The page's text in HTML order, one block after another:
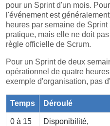
pour un Sprint d'un mois.
l'événement est
heures par semaine de
pratique, mais elle ne doit
règle officielle de Scrum.
Pour un Sprint de deux
opérationnel de quatre
exemple d'organisation, pas
Temps Déroulé
0 à 15
Disponibilité,